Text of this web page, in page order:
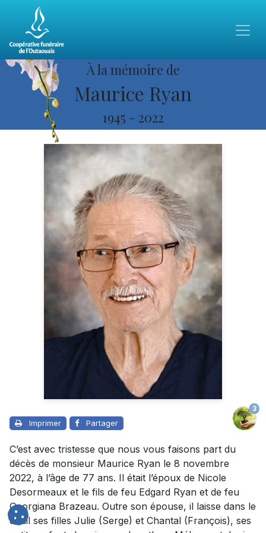
À la mémoire de
Maurice Ryan
1945 - 2022
Imprimer Partager
3
C’est avec tristesse que nous vous faisons part du
décès de monsieur Maurice Ryan le 8 novembre
2022, à l’âge de 77 ans. Il était l’époux de Nicole
Desormeaux et le fils de feu Edgard Ryan et de feu
Georgiana Brazeau. Outre son épouse, il laisse dans le
deuil ses filles Julie (Serge) et Chantal (François), ses